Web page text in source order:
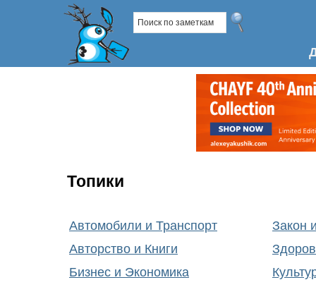
Топики
Автомобили и Транспорт
Авторство и Книги
Бизнес и Экономика
Закон